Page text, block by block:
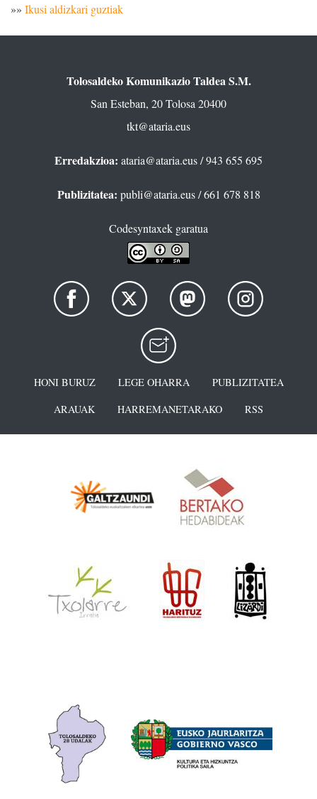
»» Ikusi aldizkari guztiak
Tolosaldeko Komunikazio Taldea S.M.
San Esteban, 20 Tolosa 20400
tkt@ataria.eus
Erredakzioa: ataria@ataria.eus/ 943 655 695
Publizitatea: publi@ataria.eus/ 661 678 818
Codesyntaxek garatua
HONI BURUZ LEGE OHARRA
PUBLIZITATEA
ARAUAK
HARREMANETARAKO RSS